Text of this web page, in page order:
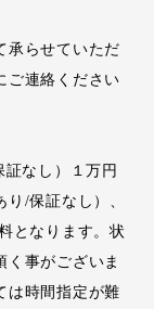
承らせていただ
ご連絡ください
証なし）１万円
/保証なし）、
となります。状
く事がございま
は時間指定が難